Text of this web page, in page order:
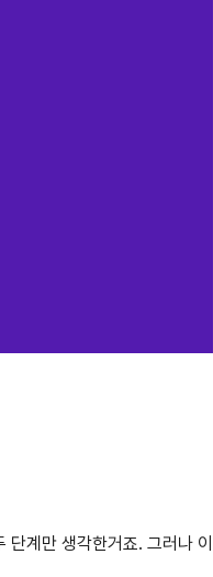
계만 생각한거죠. 그러나 이